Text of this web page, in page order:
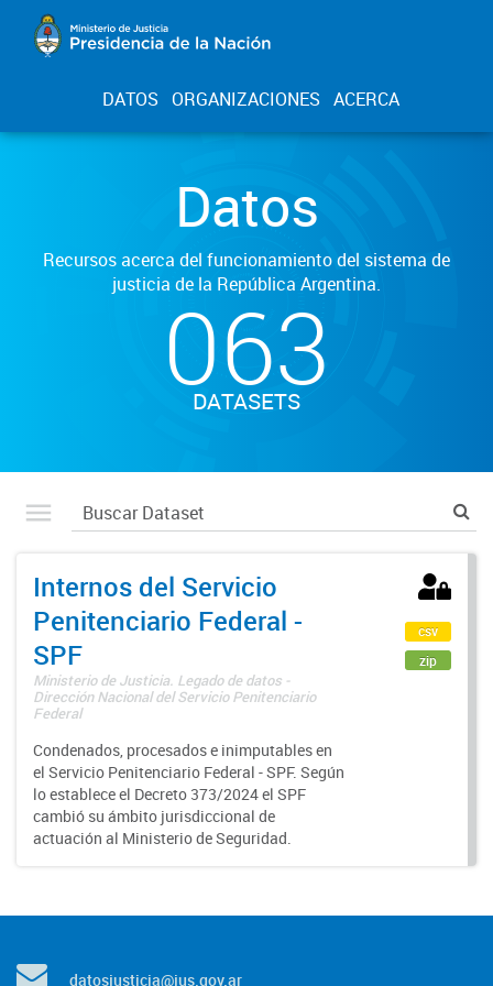
DATOS ORGANIZACIONES ACERCA
Datos
Recursos acerca del funcionamiento del sistema de
justicia de la República Argentina.
063
DATASETS
Internos del Servicio
Penitenciario Federal -
SPF
Ministerio de Justicia. Legado de datos -
Dirección Nacional del Servicio Penitenciario
Federal
Condenados, procesados e inimputables en
el Servicio Penitenciario Federal - SPF. Según
lo establece el Decreto 373/2024 el SPF
cambió su ámbito jurisdiccional de
actuación al Ministerio de Seguridad.
csv
zip
datosjusticia@jus.gov.ar